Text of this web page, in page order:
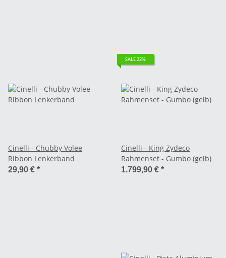
Cinelli - Chubby Volee
Ribbon Lenkerband
29,90 € *
SALE 22%
Cinelli - King Zydeco
Rahmenset - Gumbo (gelb)
1.799,90 € *